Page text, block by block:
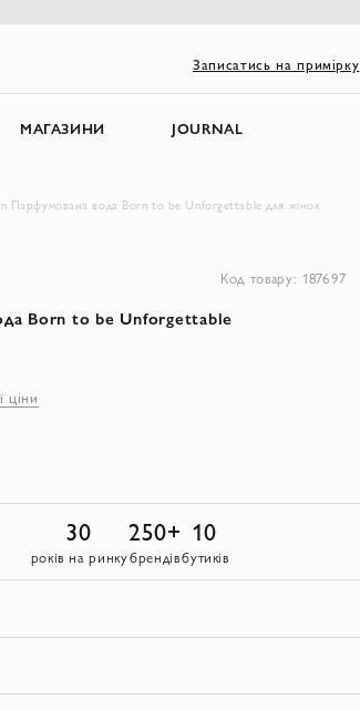
Записатись на примірку
МАГАЗИНИ JOURNAL
Парфумована вода Born to be Unforgettable для жінок
Код товару: 187697
Born to be Unforgettable
ціни
30
років на ринку
250+
брендів
10
бутиків